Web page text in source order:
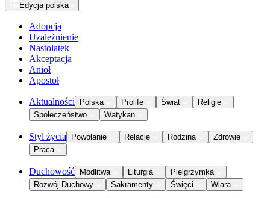
Edycja polska
Adopcja
Uzależnienie
Nastolatek
Akceptacja
Anioł
Apostoł
Aktualności Polska Prolife Świat
Religie
Społeczeństwo
Watykan
Styl życia Powołanie Relacje Rodzina
Zdrowie
Praca
Duchowość Modlitwa Liturgia
Pielgrzymka
Rozwój Duchowy
Sakramenty Święci Wiara